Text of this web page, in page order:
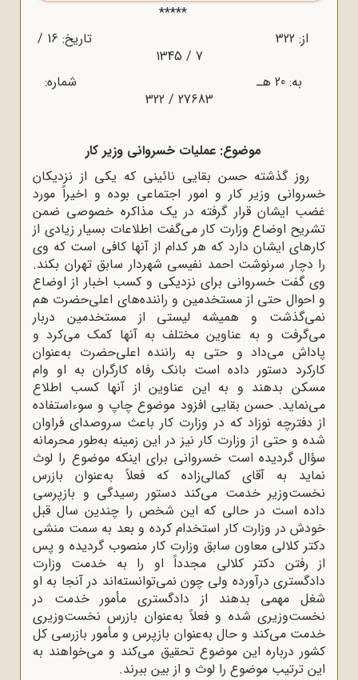
*****
از: 322 تاریخ: 16 /
7 / 1345
به: 20 هـ شماره:
27683 / 322
موضوع: عملیات خسروانی وزیر کار
روز گذشته حسن بقایی نائینی که یکی از نزدیکان
خسروانی وزیر کار و امور اجتماعی بوده و اخیراً مورد
غضب ایشان قرار گرفته در یک مذاکره خصوصی ضمن
تشریح اوضاع وزارت کار می‌گفت اطلاعات بسیار زیادی از
کارهای ایشان دارد که هر کدام از آنها کافی است که وی
را دچار سرنوشت احمد نفیسی شهردار سابق تهران بکند.
وی گفت خسروانی برای نزدیکی و کسب اخبار از اوضاع
و احوال حتی از مستخدمین و راننده‌های اعلی‌حضرت هم
نمی‌گذشت و همیشه لیستی از مستخدمین دربار
می‌گرفت و به عناوین مختلف به آنها کمک می‌کرد و
پاداش می‌داد و حتی به راننده اعلی‌حضرت به‌عنوان
کارکرد دستور داده است بانک رفاه کارگران به او وام
مسکن بدهند و به این عناوین از آنها کسب اطلاع
می‌نماید. حسن بقایی افزود موضوع چاپ و سوءاستفاده
از دفترچه نوزاد که در وزارت کار باعث سروصدای فراوان
شده و حتی از وزارت کار نیز در این زمینه به‌طور محرمانه
سؤال گردیده است خسروانی برای اینکه موضوع را لوث
نماید به آقای کمالی‌زاده که فعلاً به‌عنوان بازرس
نخست‌وزیر خدمت می‌کند دستور رسیدگی و بازپرسی
داده است در حالی که این شخص را چندین سال قبل
خودش در وزارت کار استخدام کرده و بعد به سمت منشی
دکتر کلالی معاون سابق وزارت کار منصوب گردیده و پس
از رفتن دکتر کلالی مجدداً او را به خدمت وزارت
دادگستری درآورده ولی چون نمی‌توانسته‌اند در آنجا به او
شغل مهمی بدهند از دادگستری مأمور خدمت در
نخست‌وزیری شده و فعلاً به‌عنوان بازرس نخست‌وزیری
خدمت می‌کند و حال به‌عنوان بازپرس و مأمور بازرسی کل
کشور درباره این موضوع تحقیق می‌کند و می‌خواهند به
این ترتیب موضوع را لوث و از بین ببرند.